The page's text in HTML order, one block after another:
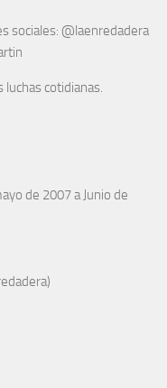
sociales: @laenredadera
cotidianas.
de 2007 a Junio de